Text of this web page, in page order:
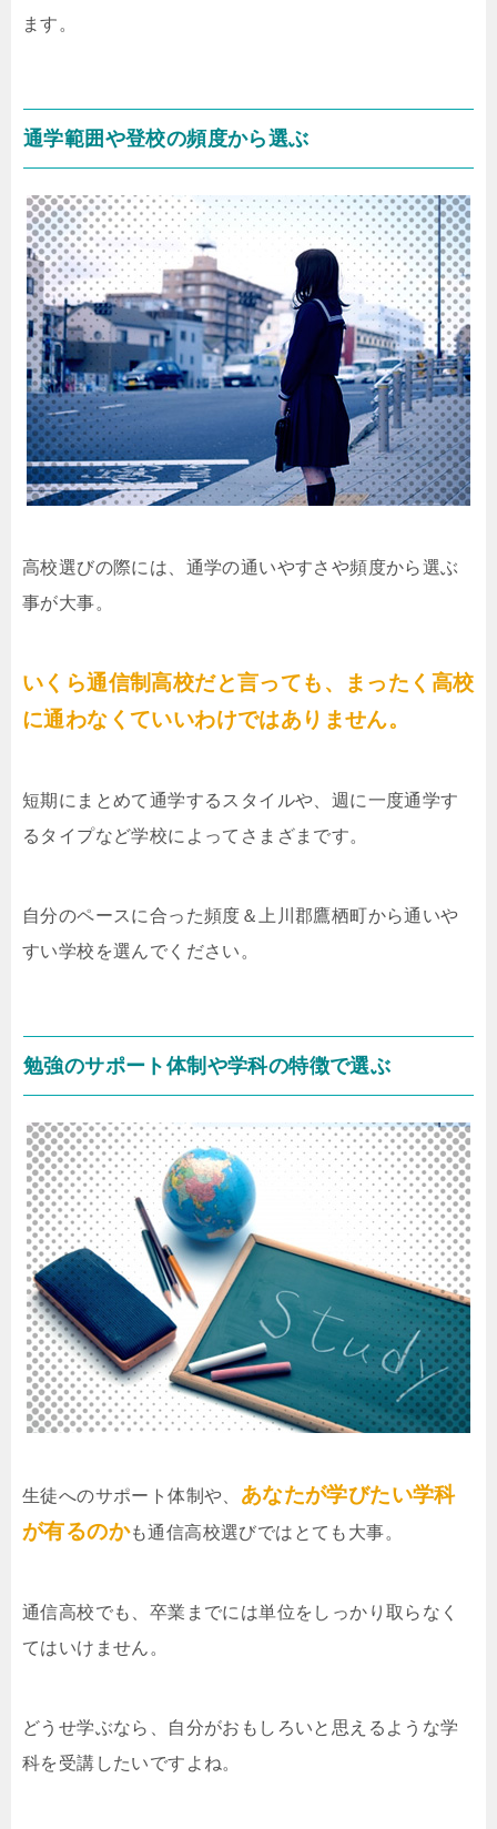
ます。
通学範囲や登校の頻度から選ぶ
高校選びの際には、通学の通いやすさや頻度から選ぶ
事が大事。
いくら通信制高校だと言っても、まったく高校
に通わなくていいわけではありません。
短期にまとめて通学するスタイルや、週に一度通学す
るタイプなど学校によってさまざまです。
自分のペースに合った頻度＆上川郡鷹栖町から通いや
すい学校を選んでください。
勉強のサポート体制や学科の特徴で選ぶ
生徒へのサポート体制や、 あなたが学びたい学科
が有るのかも通信高校選びではとても大事。
通信高校でも、卒業までには単位をしっかり取らなく
てはいけません。
どうせ学ぶなら、自分がおもしろいと思えるような学
科を受講したいですよね。